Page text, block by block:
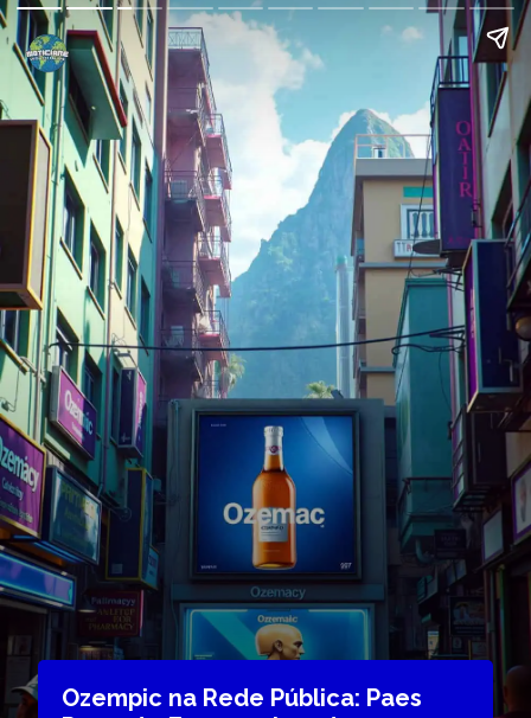
Ozempic na Rede Pública: Paes